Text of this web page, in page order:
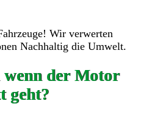
Wir verwerten
Nachhaltig die Umwelt.
der Motor
geht?